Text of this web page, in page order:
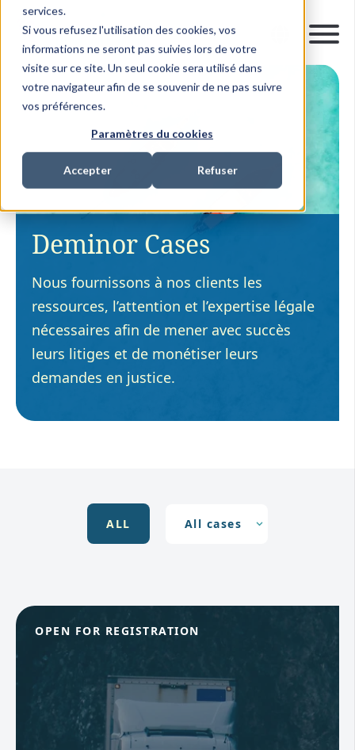
services.
Si vous refusez l'utilisation des cookies, vos
informations ne seront pas suivies lors de votre
visite sur ce site. Un seul cookie sera utilisé dans
votre navigateur afin de se souvenir de ne pas suivre
vos préférences.
Paramètres du cookies
Accepter Refuser
Deminor Cases
Nous fournissons à nos clients les
ressources, l’attention et l’expertise légale
nécessaires afin de mener avec succès
leurs litiges et de monétiser leurs
demandes en justice.
ALL
OPEN FOR REGISTRATION